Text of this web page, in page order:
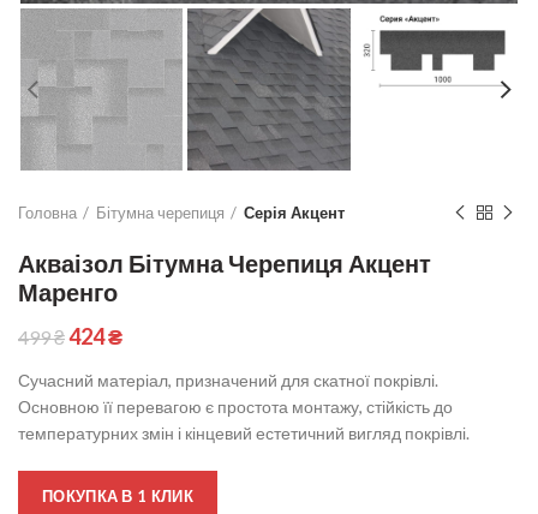
Головна Бітумна черепиця Серія Акцент
Акваізол Бітумна Черепиця Акцент
Маренго
499₴424₴
Сучасний матеріал, призначений для скатної покрівлі.
Основною її перевагою є простота монтажу, стійкість до
температурних змін і кінцевий естетичний вигляд покрівлі.
ПОКУПКА В 1 КЛИК